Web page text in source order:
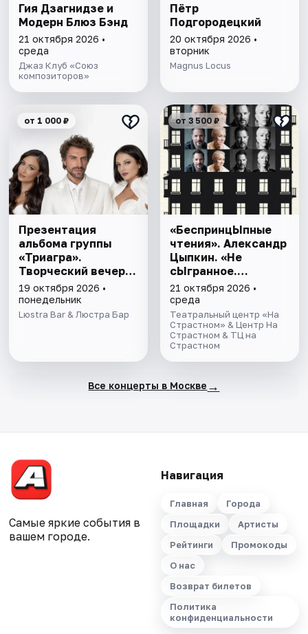
Гия Дзагнидзе и
Модерн Блюз Бэнд
21 октября 2026 •
среда
Джаз Клуб «Союз
композиторов»
Пётр
Подгородецкий
20 октября 2026 •
вторник
Magnus Locus
от 1 000 ₽
Презентация
альбома группы
«Триагра».
Творческий вечер в
кругу друзей.
19 октября 2026 •
понедельник
Lюstra Bar & Люстра Бар
от 3 500 ₽
«БеспринцЫпные
чтения». Александр
Цыпкин. «Не
сЫгранное.
«Жил.Был.Дом.»
21 октября 2026 •
среда
Театральный центр «На
Страстном» & Центр На
Страстном & ТЦ на
Страстном
Все концерты в Москве →
Самые яркие события в
вашем городе.
Навигация
Главная
Города
Площадки
Артисты
Рейтинги
Промокоды
О нас
Возврат билетов
Политика
конфиденциальности